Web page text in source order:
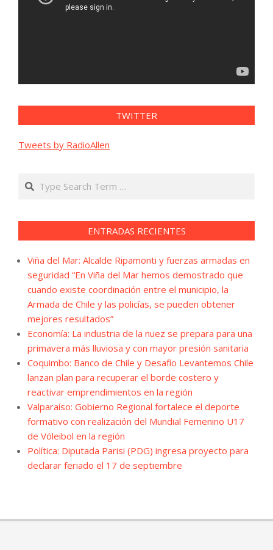
TWITTER
Tweets by RadioAllen
Search
ENTRADAS RECIENTES
Viña del Mar: Alcalde Ripamonti y fuerzas armadas en
seguridad “En Viña del Mar hemos demostrado que
cuando existe coordinación entre el municipio, la
Armada de Chile y las policías, se pueden obtener
mejores resultados”
Economía: La industria de la nuez se prepara para una
primavera más lluviosa y con mayor presión sanitaria
Coquimbo: Banco de Chile y Desafío Levantemos Chile
lanzan plan para recuperar el borde costero y
reactivar emprendimientos en la región
Valparaíso: Gobierno Regional fortalece el deporte
formativo con realización del Mundial Femenino U17
de Vóleibol en la región
Política: Diputada Parisi (PDG) ingresa proyecto para
declarar feriado el 17 de septiembre